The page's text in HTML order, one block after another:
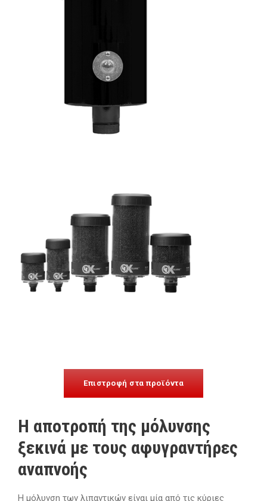
Επιστροφή στα προϊόντα
Η αποτροπή της μόλυνσης
ξεκινά με τους αφυγραντήρες
αναπνοής
Η μόλυνση των λιπαντικών είναι μία από τις κύριες